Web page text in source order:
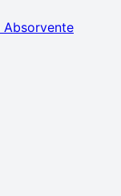
Absorvente